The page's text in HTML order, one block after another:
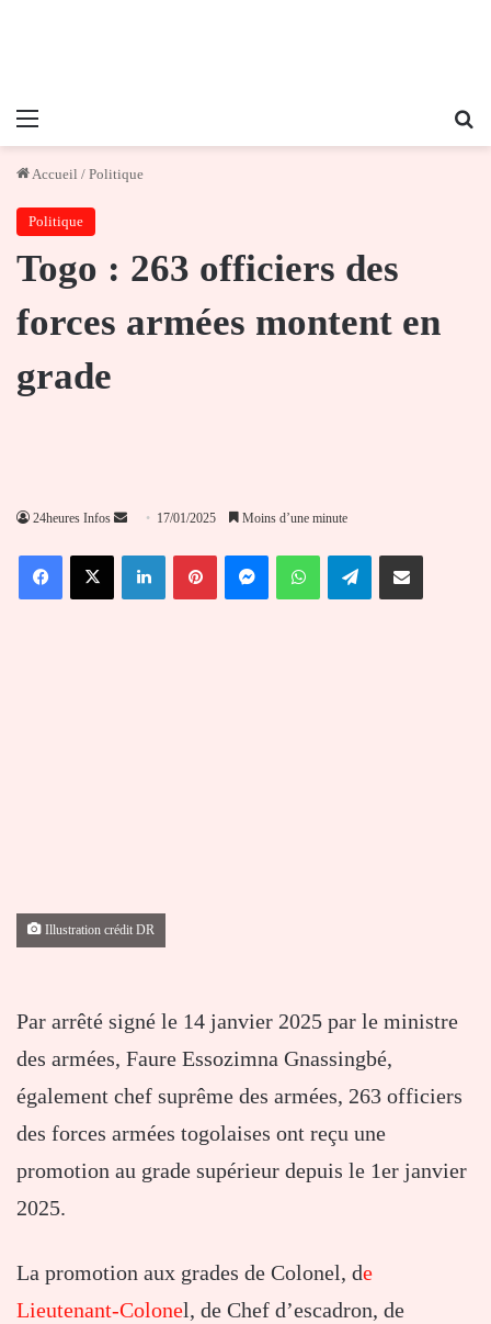
Menu
Accueil / Politique
Politique
Togo : 263 officiers des
forces armées montent en
grade
24heures Infos
Envoyer
courriel
17/01/2025 Moins d’une minute
FacebookX LinkedinPinterestMessengerWhatsAppTelegramPartager par email
Illustration crédit DR
Par arrêté signé le 14 janvier 2025 par le ministre
des armées, Faure Essozimna Gnassingbé,
également chef suprême des armées, 263 officiers
des forces armées togolaises ont reçu une
promotion au grade supérieur depuis le 1er janvier
2025.
La promotion aux grades de Colonel, de
Lieutenant-Colonel, de Chef d’escadron, de